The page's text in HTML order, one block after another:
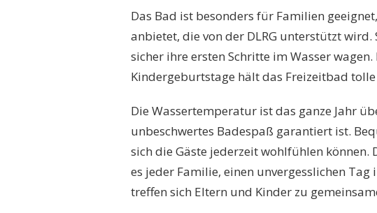
Das Bad ist besonders für Familien
anbietet, die von der DLRG unterstützt
sicher ihre ersten Schritte im Wasser
Kindergeburtstage hält das Freizeitbad
Die Wassertemperatur ist das ganze Jahr
unbeschwertes Badespaß garantiert ist.
sich die Gäste jederzeit wohlfühlen
es jeder Familie, einen unvergesslichen
treffen sich Eltern und Kinder zu